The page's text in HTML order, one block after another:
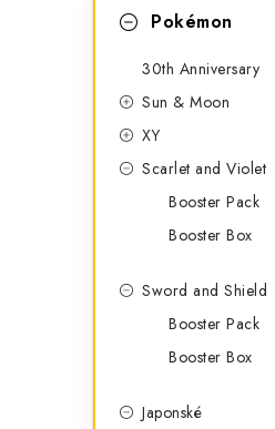
kategóriePokémon
30th Anniversary
Sun & Moon
XY
Scarlet and Violet
Booster Pack
Booster Box
Sword and Shield
Booster Pack
Booster Box
Japonské